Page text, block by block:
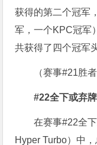
获得的第二个冠军
军，一个KPC冠军
共获得了四个冠军
（赛事#21胜
#22全下或弃
在赛事#22全
Hyper Turbo）中